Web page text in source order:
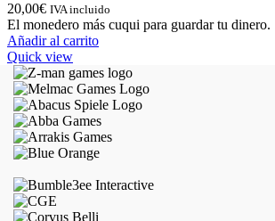
20,00€ IVA incluido
El monedero más cuqui para guardar tu dinero.
Añadir al carrito
Quick view